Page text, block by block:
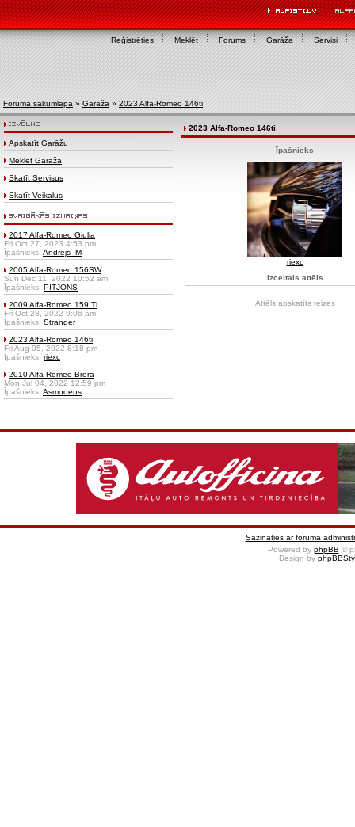
Reģistrēties Meklēt Forums Garāža Servisi
Foruma sākumlapa » Garāža » 2023 Alfa-Romeo 146ti
Apskatīt Garāžu
Meklēt Garāžā
Skatīt Servisus
Skatīt Veikalus
2017 Alfa-Romeo Giulia
Fri Oct 27, 2023 4:53 pm
Īpašnieks: Andrejs_M
2005 Alfa-Romeo 156SW
Sun Dec 11, 2022 10:52 am
Īpašnieks: PITJONS
2009 Alfa-Romeo 159 Ti
Fri Oct 28, 2022 9:06 am
Īpašnieks: Stranger
2023 Alfa-Romeo 146ti
Fri Aug 05, 2022 8:18 pm
Īpašnieks: riexc
2010 Alfa-Romeo Brera
Mon Jul 04, 2022 12:59 pm
Īpašnieks: Asmodeus
2023 Alfa-Romeo 146ti
Īpašnieks
riexc
Izceltais attēls
Attēls apskatīts reizes
Sazināties ar foruma
Powered by phpBB ©
Design by